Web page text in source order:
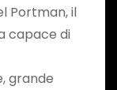
Portman, il
capace di
grande